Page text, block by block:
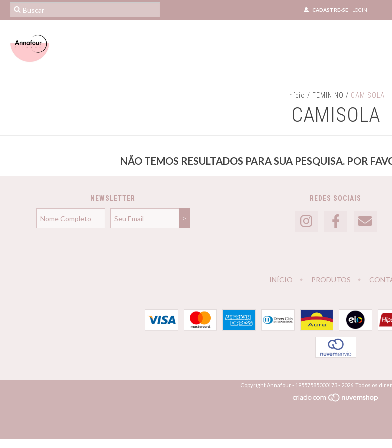
CADASTRE-SE LOGIN
Início / FEMININO / CAMISOLA
CAMISOLA
NÃO TEMOS RESULTADOS PARA SUA PESQUISA. POR
NEWSLETTER REDES SOCIAIS
INÍCIO PRODUTOS
Copyright Annafour - 19557585000173 - 2026. Todos os